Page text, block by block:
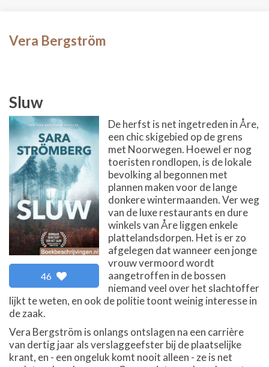
Vera Bergström
Sluw
46
De herfst is net ingetreden in Åre,
een chic skigebied op de grens
met Noorwegen. Hoewel er nog
toeristen rondlopen, is de lokale
bevolking al begonnen met
plannen maken voor de lange
donkere wintermaanden. Ver weg
van de luxe restaurants en dure
winkels van Åre liggen enkele
plattelandsdorpen. Het is er zo
afgelegen dat wanneer een jonge
vrouw vermoord wordt
aangetroffen in de bossen
niemand veel over het slachtoffer
lijkt te weten, en ook de politie toont weinig interesse in
de zaak.
Vera Bergström is onlangs ontslagen na een carrière
van dertig jaar als verslaggeefster bij de plaatselijke
krant, en - een ongeluk komt nooit alleen - ze is net